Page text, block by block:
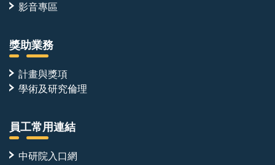
影音專區
獎助業務
計畫與獎項
學術及研究倫理
員工常用連結
中研院入口網